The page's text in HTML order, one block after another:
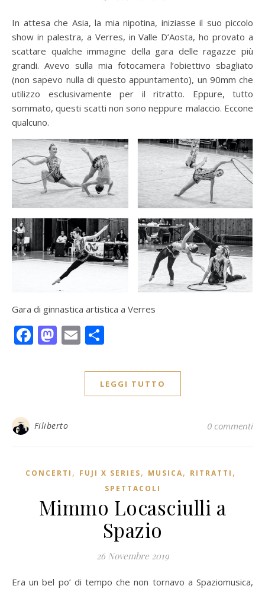
In attesa che Asia, la mia nipotina, iniziasse il suo piccolo
show in palestra, a Verres, in Valle D’Aosta, ho provato a
scattare qualche immagine della gara delle ragazze più
grandi. Avevo sulla mia fotocamera l’obiettivo sbagliato
(non sapevo nulla di questo appuntamento), un 90mm che
utilizzo esclusivamente per il ritratto. Eppure, tutto
sommato, questi scatti non sono neppure malaccio. Eccone
qualcuno.
Gara di ginnastica artistica a Verres
Facebook
Mastodon
Email
LEGGI TUTTO
Filiberto 0 commenti
CONCERTI , FUJI X SERIES, MUSICA, RITRATTI ,
SPETTACOLI
Mimmo Locasciulli a
Spazio
26 Novembre 2019
Era un bel po’ di tempo che non tornavo a Spaziomusica,